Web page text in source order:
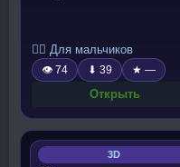
🧍‍♂️ Для мальчиков
👁 74 ⬇ 39 ★ —
Открыть
3D